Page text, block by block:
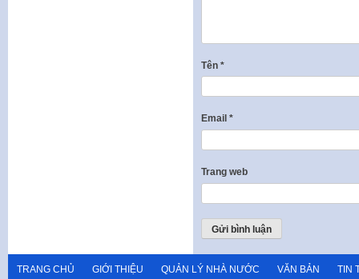
Tên *
Email *
Trang web
TRANG CHỦ GIỚI THIỆU QUẢN LÝ NHÀ NƯỚC VĂN BẢN TIN